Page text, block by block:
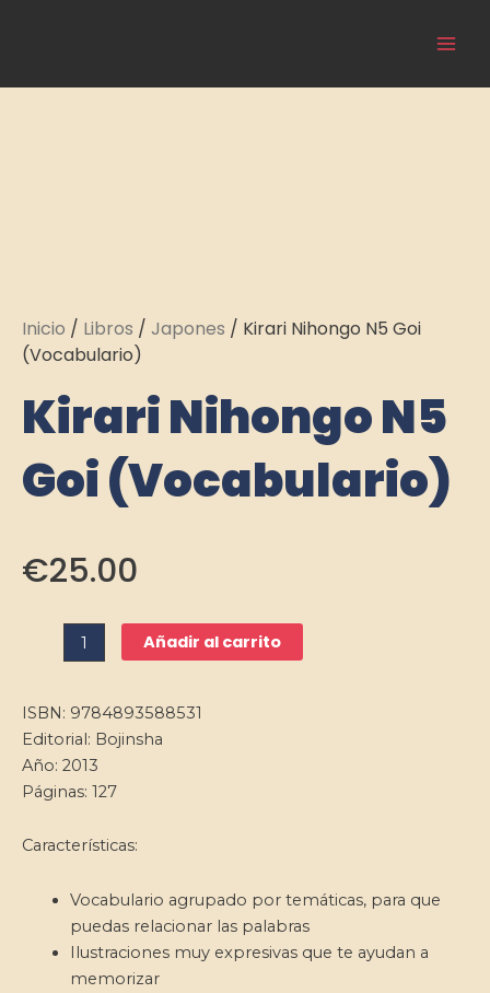
Inicio / Libros / Japones / Kirari Nihongo N5 Goi
(Vocabulario)
Kirari Nihongo N5
Goi (Vocabulario)
€25.00
Nihongo
Goi
(Vocabulario)
cantidad
Añadir al carrito
ISBN: 9784893588531
Editorial: Bojinsha
Año: 2013
Páginas: 127
Características:
Vocabulario agrupado por temáticas, para que
puedas relacionar las palabras
Ilustraciones muy expresivas que te ayudan a
memorizar